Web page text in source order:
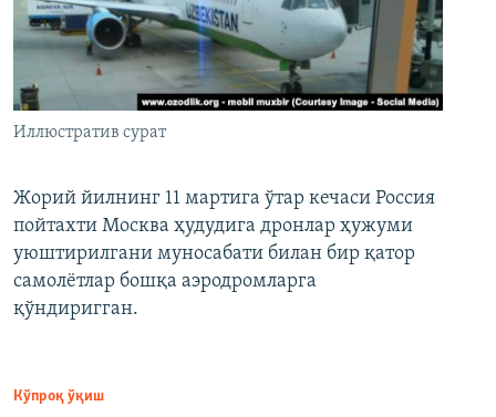
Иллюстратив сурат
Жорий йилнинг 11 мартига ўтар кечаси Россия
пойтахти Москва ҳудудига дронлар ҳужуми
уюштирилгани муносабати билан бир қатор
самолётлар бошқа аэродромларга
қўндиригган.
Кўпроқ ўқиш